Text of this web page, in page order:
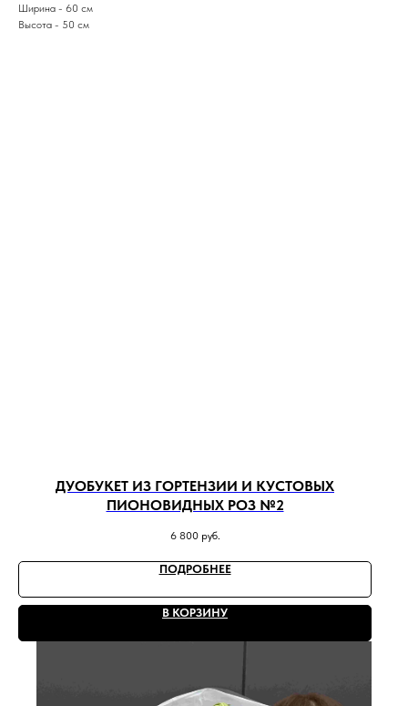
Ширина - 60 см
Высота - 50 см
ДУОБУКЕТ ИЗ ГОРТЕНЗИИ И КУСТОВЫХ
ПИОНОВИДНЫХ РОЗ №2
6 800 руб.
ПОДРОБНЕЕ
В КОРЗИНУ